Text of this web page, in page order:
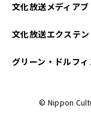
文化放送メディア
文化放送エクステ
グリーン・ドルフィ
© Nippon